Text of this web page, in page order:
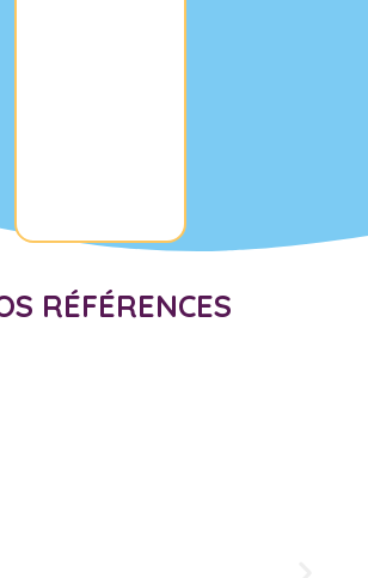
RÉFÉRENCES